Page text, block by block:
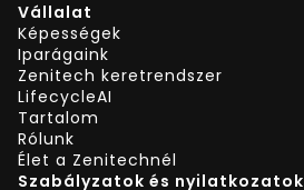
Vállalat
Képességek
Iparágaink
Zenitech keretrendszer
LifecycleAI
Tartalom
Rólunk
Élet a Zenitechnél
Szabályzatok és nyilatkozatok